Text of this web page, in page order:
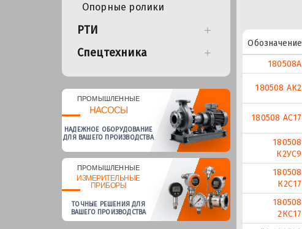
Опорные ролики
РТИ
Спецтехника
ПРОМЫШЛЕННЫЕ
НАСОСЫ
НАДЕЖНОЕ ОБОРУДОВАНИЕ
ДЛЯ ВАШЕГО ПРОИЗВОДСТВА
ПРОМЫШЛЕННЫЕ
ИЗМЕРИТЕЛЬНЫЕ
ПРИБОРЫ
ТОЧНЫЕ РЕШЕНИЯ ДЛЯ
ВАШЕГО ПРОИЗВОДСТВА
Обозначение
180508А
180508 АК2
180508 АС17
180508
К2УС9
180508
К2С17
180508
2КС17